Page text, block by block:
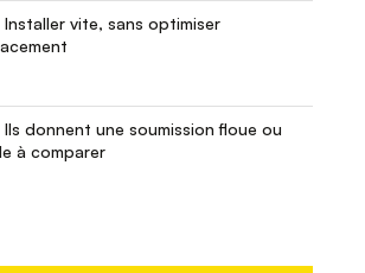
Installer vite, sans optimiser
Ils donnent une soumission floue ou
à comparer